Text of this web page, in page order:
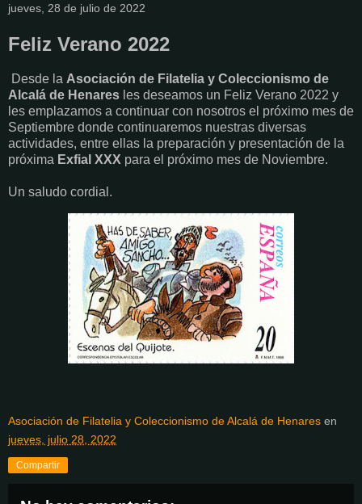
jueves, 28 de julio de 2022
Feliz Verano 2022
Desde la Asociación de Filatelia y Coleccionismo de
Alcalá de Henares les deseamos un Feliz Verano 2022 y
les emplazamos a continuar con nosotros el próximo mes de
Septiembre donde continuaremos nuestras diversas
actividades, entre ellas la preparación y presentación de la
próxima Exfial XXX para el próximo mes de Noviembre.
Un saludo cordial.
Asociación de Filatelia y Coleccionismo de Alcalá de Henares en
jueves, julio 28, 2022
Compartir